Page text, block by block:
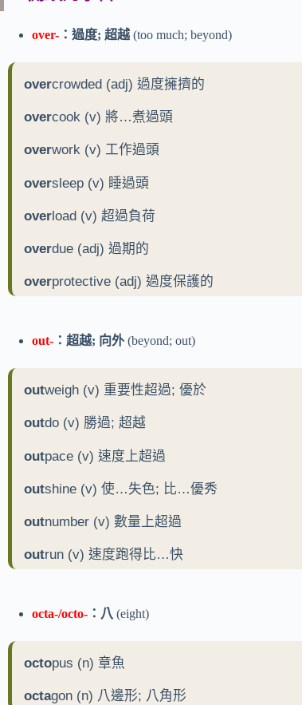
over- ：過度; 超越 (too much; beyond)
overcrowded (adj) 過度擁擠的
overcook (v) 將…煮過頭
overwork (v) 工作過頭
oversleep (v) 睡過頭
overload (v) 超過負荷
overdue (adj) 過期的
overprotective (adj) 過度保護的
out- ：超越; 向外 (beyond; out)
outweigh (v) 重要性超過; 優於
outdo (v) 勝過; 超越
outpace (v) 速度上超過
outshine (v) 使…失色; 比…優秀
outnumber (v) 數量上超過
outrun (v) 速度跑得比…快
octa-/octo- ：八 (eight)
octopus (n) 章魚
octagon (n) 八邊形; 八角形